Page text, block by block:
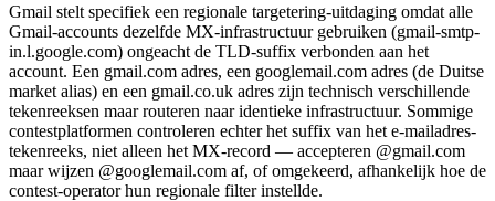
Gmail stelt specifiek een regionale targetering-uitdaging omdat alle
Gmail-accounts dezelfde MX-infrastructuur gebruiken (gmail-smtp-
in.l.google.com) ongeacht de TLD-suffix verbonden aan het
account. Een gmail.com adres, een googlemail.com adres (de Duitse
market alias) en een gmail.co.uk adres zijn technisch verschillende
tekenreeksen maar routeren naar identieke infrastructuur. Sommige
contestplatformen controleren echter het suffix van het e-mailadres-
tekenreeks, niet alleen het MX-record — accepteren @gmail.com
maar wijzen @googlemail.com af, of omgekeerd, afhankelijk hoe de
contest-operator hun regionale filter instellde.